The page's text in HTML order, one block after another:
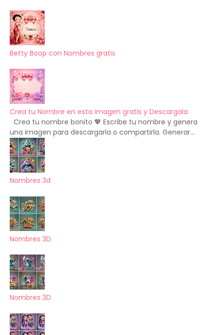
Betty Boop con Nombres gratis
Crea tu Nombre en esta imagen gratis y Descargala
Crea tu nombre bonito 💖 Escribe tu nombre y genera
una imagen para descargarla o compartirla. Generar...
Nombres 3d
Nombres 3D
Nombres 3D